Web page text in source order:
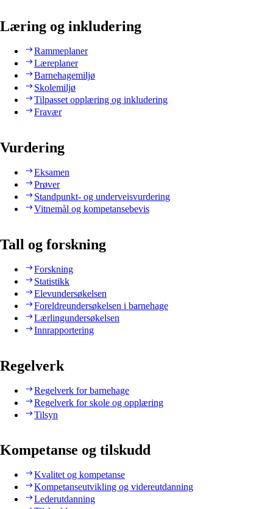
Læring og inkludering
Rammeplaner
Læreplaner
Barnehagemiljø
Skolemiljø
Tilpasset opplæring og inkludering
Fravær
Vurdering
Eksamen
Prøver
Standpunkt- og underveisvurdering
Vitnemål og kompetansebevis
Tall og forskning
Forskning
Statistikk
Elevundersøkelsen
Foreldreundersøkelsen i barnehage
Lærlingundersøkelsen
Innrapportering
Regelverk
Regelverk for barnehage
Regelverk for skole og opplæring
Tilsyn
Kompetanse og tilskudd
Kvalitet og kompetanse
Kompetanseutvikling og videreutdanning
Lederutdanning